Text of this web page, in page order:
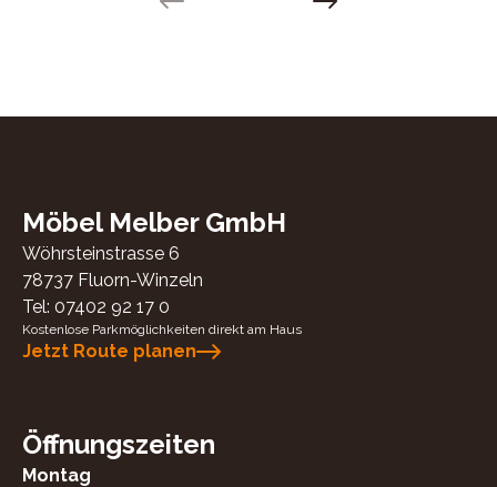
Next slide
Möbel Melber GmbH
Wöhrsteinstrasse 6
78737 Fluorn-Winzeln
Tel: 07402 92 17 0
Kostenlose Parkmöglichkeiten direkt am Haus
Jetzt Route planen
Öffnungszeiten
Montag